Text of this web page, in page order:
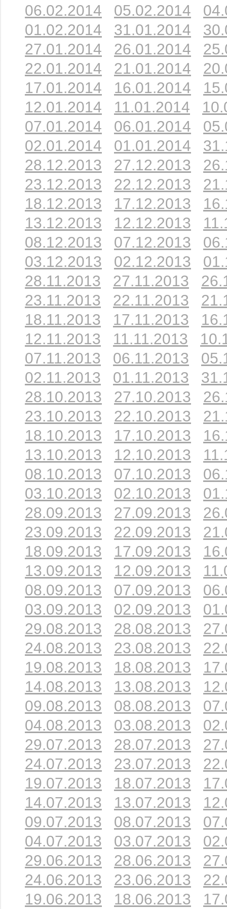
06.02.2014
05.02.2014
01.02.2014
31.01.2014
27.01.2014
26.01.2014
22.01.2014
21.01.2014
17.01.2014
16.01.2014
12.01.2014
11.01.2014
07.01.2014
06.01.2014
02.01.2014
01.01.2014
28.12.2013
27.12.2013
23.12.2013
22.12.2013
18.12.2013
17.12.2013
13.12.2013
12.12.2013
08.12.2013
07.12.2013
03.12.2013
02.12.2013
28.11.2013
27.11.2013
23.11.2013
22.11.2013
18.11.2013
17.11.2013
12.11.2013
11.11.2013
07.11.2013
06.11.2013
02.11.2013
01.11.2013
28.10.2013
27.10.2013
23.10.2013
22.10.2013
18.10.2013
17.10.2013
13.10.2013
12.10.2013
08.10.2013
07.10.2013
03.10.2013
02.10.2013
28.09.2013
27.09.2013
23.09.2013
22.09.2013
18.09.2013
17.09.2013
13.09.2013
12.09.2013
08.09.2013
07.09.2013
03.09.2013
02.09.2013
29.08.2013
28.08.2013
24.08.2013
23.08.2013
19.08.2013
18.08.2013
14.08.2013
13.08.2013
09.08.2013
08.08.2013
04.08.2013
03.08.2013
29.07.2013
28.07.2013
24.07.2013
23.07.2013
19.07.2013
18.07.2013
14.07.2013
13.07.2013
09.07.2013
08.07.2013
04.07.2013
03.07.2013
29.06.2013
28.06.2013
24.06.2013
23.06.2013
19.06.2013
18.06.2013